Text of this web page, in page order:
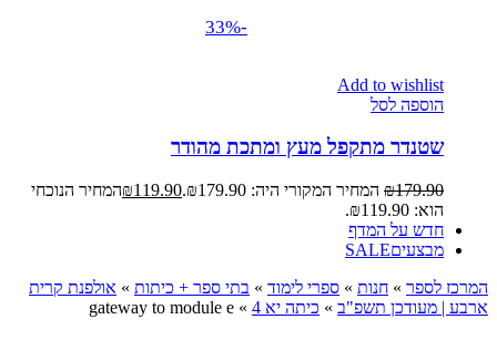
-33%
Add to wishlist
הוספה לסל
שטנדר מתקפל מעץ ומתכת מהודר
₪179.90 המחיר המקורי היה: ₪179.90. ₪119.90
המחיר הנוכחי
הוא: ₪119.90.
חדש על המדף
מבצעיםSALE
המרכז לספר » חנות » ספרי לימוד » בתי ספר + כיתות » אולפנת קרית
ארבע | מעודכן תשפ"ב » כיתה יא 4 »
gateway to module e